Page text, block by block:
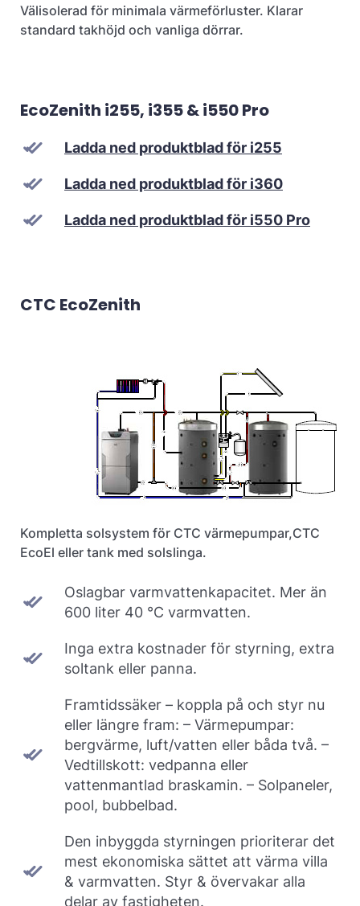
Välisolerad för minimala värmeförluster. Klarar
standard takhöjd och vanliga dörrar.
EcoZenith i255, i355 & i550 Pro
Ladda ned produktblad för i255
Ladda ned produktblad för i360
Ladda ned produktblad för i550 Pro
CTC EcoZenith
Kompletta solsystem för CTC värmepumpar,CTC
EcoEl eller tank med solslinga.
Oslagbar varmvattenkapacitet. Mer än
600 liter 40 °C varmvatten.
Inga extra kostnader för styrning, extra
soltank eller panna.
Framtidssäker – koppla på och styr nu
eller längre fram: – Värmepumpar:
bergvärme, luft/vatten eller båda två. –
Vedtillskott: vedpanna eller
vattenmantlad braskamin. – Solpaneler,
pool, bubbelbad.
Den inbyggda styrningen prioriterar det
mest ekonomiska sättet att värma villa
& varmvatten. Styr & övervakar alla
delar av fastigheten.